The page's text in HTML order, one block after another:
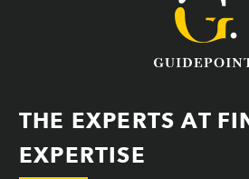
THE EXPERTS AT
EXPERTISE